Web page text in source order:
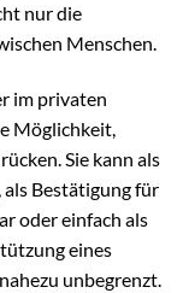
nur die
Menschen.
im privaten
Möglichkeit,
Sie kann als
Bestätigung für
oder einfach als
eines
unbegrenzt.